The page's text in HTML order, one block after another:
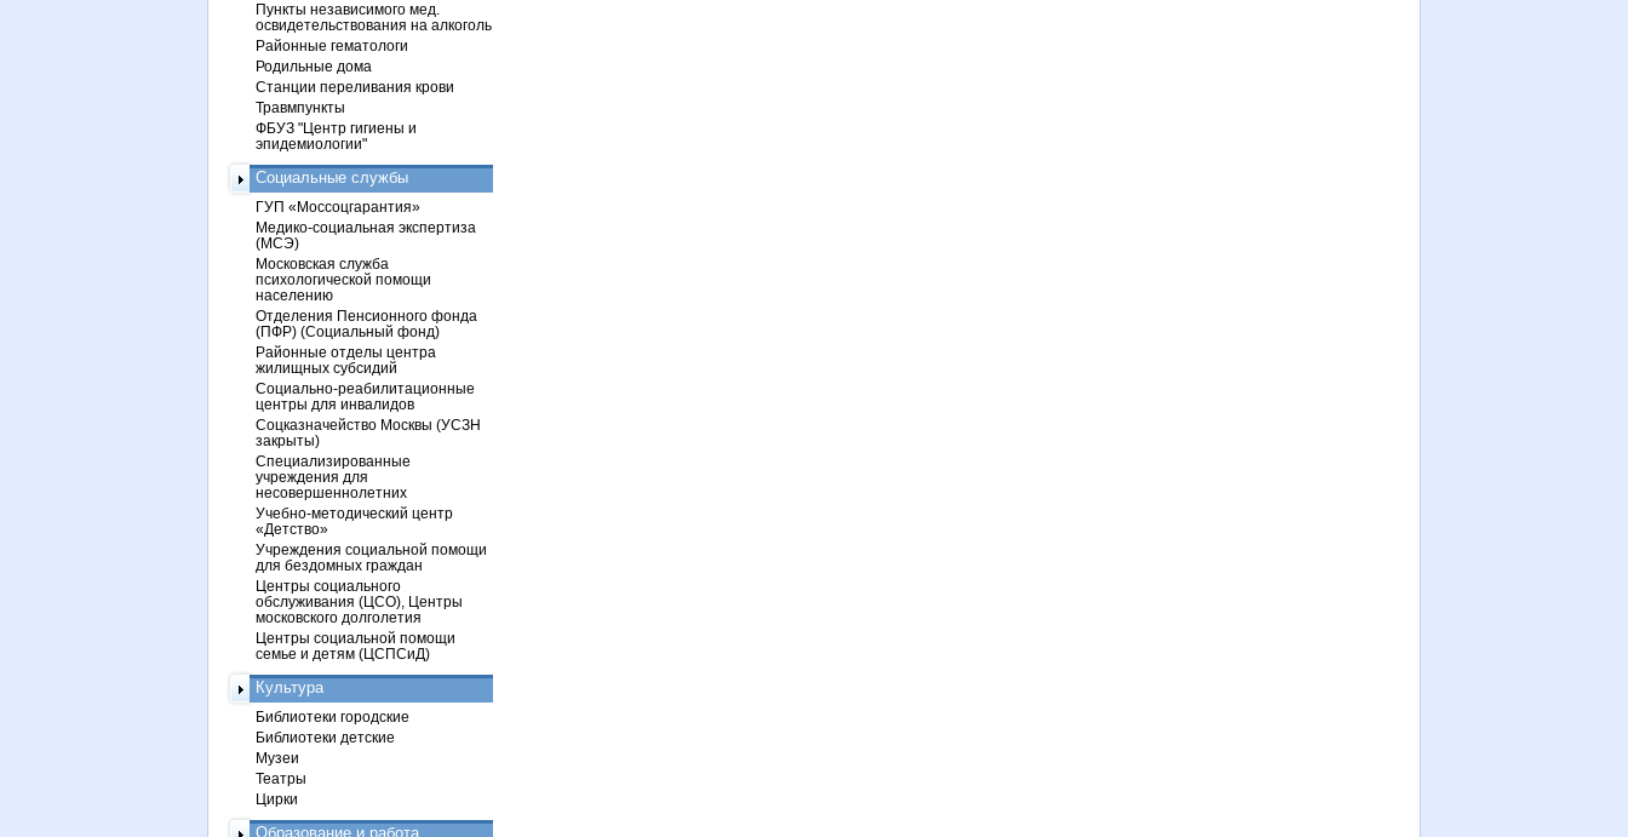
Пункты независимого мед.
освидетельствования на алкоголь
Районные гематологи
Родильные дома
Станции переливания крови
Травмпункты
ФБУЗ "Центр гигиены и
эпидемиологии"
Социальные службы
ГУП «Моссоцгарантия»
Медико-социальная экспертиза
(МСЭ)
Московская служба
психологической помощи
населению
Отделения Пенсионного фонда
(ПФР) (Социальный фонд)
Районные отделы центра
жилищных субсидий
Социально-реабилитационные
центры для инвалидов
Соцказначейство Москвы (УСЗН
закрыты)
Специализированные
учреждения для
несовершеннолетних
Учебно-методический центр
«Детство»
Учреждения социальной помощи
для бездомных граждан
Центры социального
обслуживания (ЦСО), Центры
московского долголетия
Центры социальной помощи
семье и детям (ЦСПСиД)
Культура
Библиотеки городские
Библиотеки детские
Музеи
Театры
Цирки
Образование и работа